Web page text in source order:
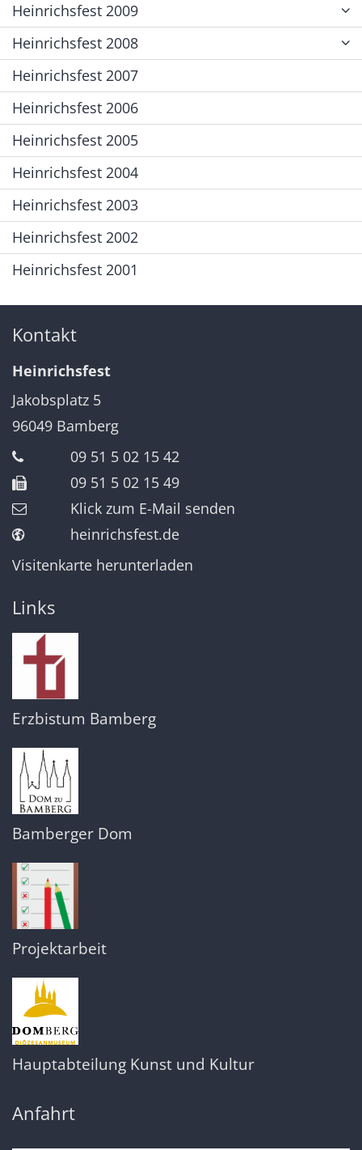
Heinrichsfest 2009
Heinrichsfest 2008
Heinrichsfest 2007
Heinrichsfest 2006
Heinrichsfest 2005
Heinrichsfest 2004
Heinrichsfest 2003
Heinrichsfest 2002
Heinrichsfest 2001
Kontakt
Heinrichsfest
Jakobsplatz 5
96049 Bamberg
09 51 5 02 15 42
09 51 5 02 15 49
Klick zum E-Mail senden
heinrichsfest.de
Visitenkarte herunterladen
Links
Erzbistum Bamberg
Bamberger Dom
Projektarbeit
Hauptabteilung Kunst und Kultur
Anfahrt